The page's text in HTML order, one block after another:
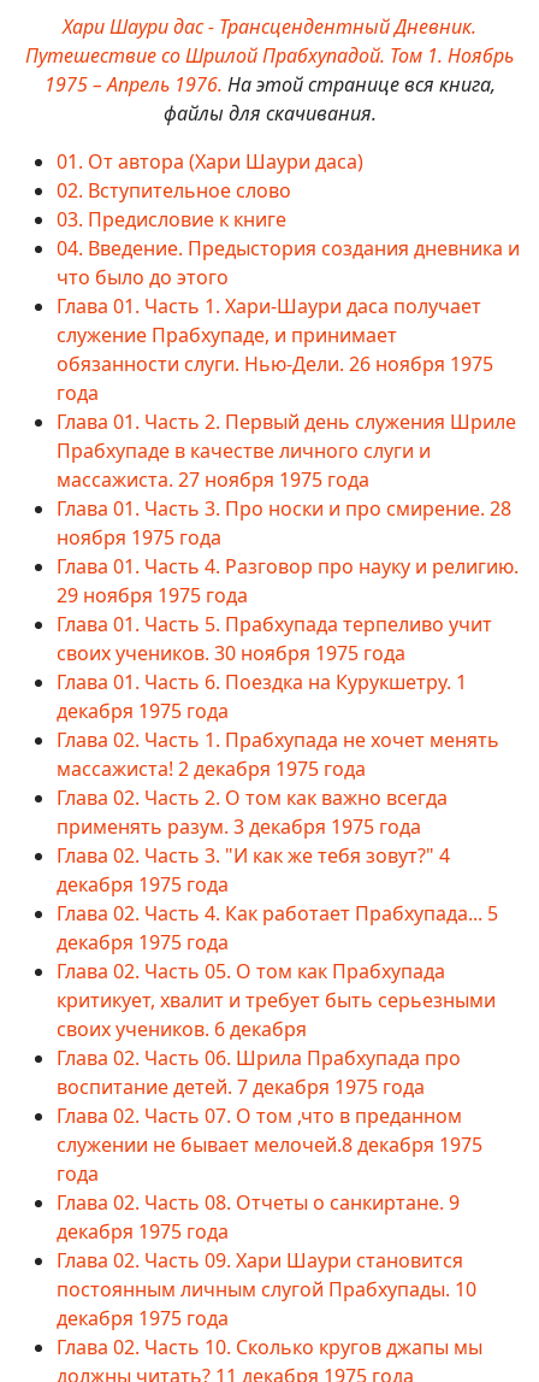
Хари Шаури дас - Трансцендентный Дневник.
Путешествие со Шрилой Прабхупадой. Том 1. Ноябрь
1975 – Апрель 1976. На этой странице вся книга,
файлы для скачивания.
01. От автора (Хари Шаури даса)
02. Вступительное слово
03. Предисловие к книге
04. Введение. Предыстория создания дневника и
что было до этого
Глава 01. Часть 1. Хари-Шаури даса получает
служение Прабхупаде, и принимает
обязанности слуги. Нью-Дели. 26 ноября 1975
года
Глава 01. Часть 2. Первый день служения Шриле
Прабхупаде в качестве личного слуги и
массажиста. 27 ноября 1975 года
Глава 01. Часть 3. Про носки и про смирение. 28
ноября 1975 года
Глава 01. Часть 4. Разговор про науку и религию.
29 ноября 1975 года
Глава 01. Часть 5. Прабхупада терпеливо учит
своих учеников. 30 ноября 1975 года
Глава 01. Часть 6. Поездка на Курукшетру. 1
декабря 1975 года
Глава 02. Часть 1. Прабхупада не хочет менять
массажиста! 2 декабря 1975 года
Глава 02. Часть 2. О том как важно всегда
применять разум. 3 декабря 1975 года
Глава 02. Часть 3. "И как же тебя зовут?" 4
декабря 1975 года
Глава 02. Часть 4. Как работает Прабхупада... 5
декабря 1975 года
Глава 02. Часть 05. О том как Прабхупада
критикует, хвалит и требует быть серьезными
своих учеников. 6 декабря
Глава 02. Часть 06. Шрила Прабхупада про
воспитание детей. 7 декабря 1975 года
Глава 02. Часть 07. О том ,что в преданном
служении не бывает мелочей.8 декабря 1975
года
Глава 02. Часть 08. Отчеты о санкиртане. 9
декабря 1975 года
Глава 02. Часть 09. Хари Шаури становится
постоянным личным слугой Прабхупады. 10
декабря 1975 года
Глава 02. Часть 10. Сколько кругов джапы мы
должны читать? 11 декабря 1975 года